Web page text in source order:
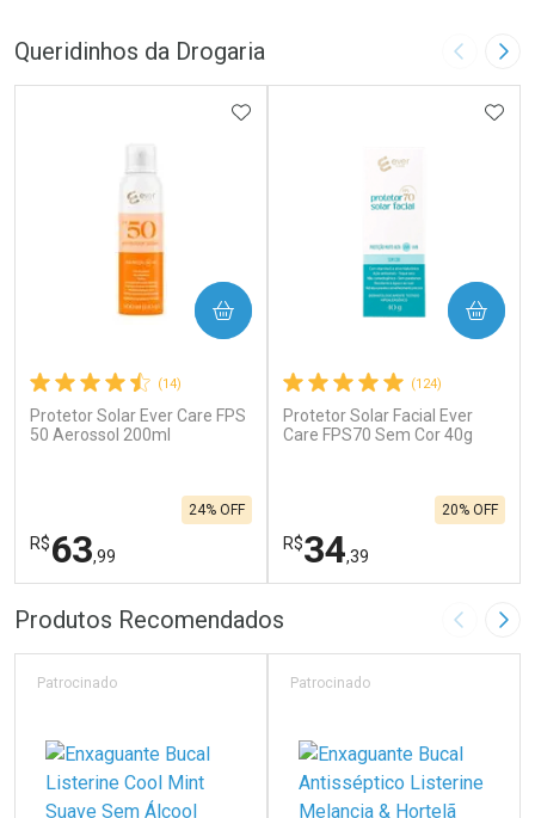
Queridinhos da Drogaria Imagem
(14)
Protetor Solar Ever Care FPS
50 Aerossol 200ml
R$63,99
24% OFF
ADICIONAR AOS FAVORITOS
COMPRAR
FECHAR
Laboratório
FECHAR
Por Menos
(124)
Protetor Solar Facial Ever
Care FPS70 Sem Cor 40g
R$34,39
20% OFF
COMPRAR
Laboratório
Por Menos
Produtos Recomendados Imagem
Patrocinado Patrocinado